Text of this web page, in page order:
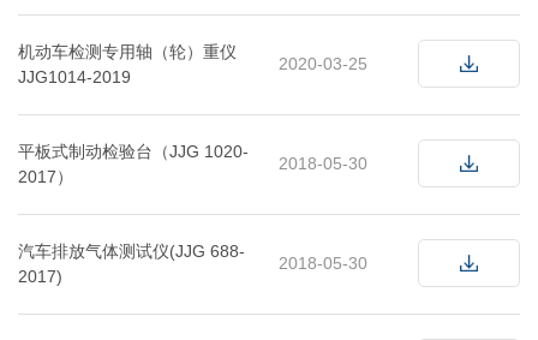
机动车检测专用轴（轮）重仪
JJG1014-2019
2020-03-25
平板式制动检验台（JJG 1020-
2017）
2018-05-30
汽车排放气体测试仪(JJG 688-
2017)
2018-05-30